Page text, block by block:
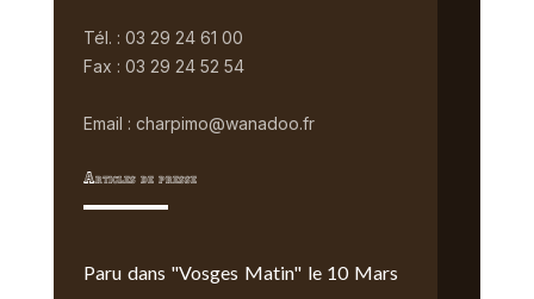
Tél. : 03 29 24 61 00
Fax : 03 29 24 52 54
Email : charpimo@wanadoo.fr
Articles de presse
Paru dans "Vosges Matin" le 10 Mars